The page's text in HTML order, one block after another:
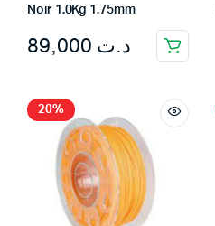
Noir 1.0Kg 1.75mm
د.ت
20%